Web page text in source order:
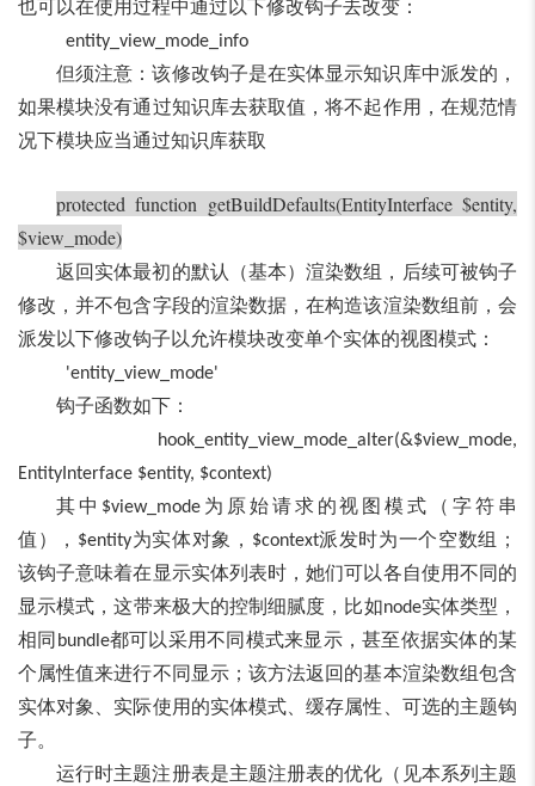
也可以在使用过程中通过以下修改钩子去改变：
entity_view_mode_info
但须注意：该修改钩子是在实体显示知识库中派发的，
如果模块没有通过知识库去获取值，将不起作用，在规范情
况下模块应当通过知识库获取
protected function getBuildDefaults(EntityInterface $entity,
$view_mode)
返回实体最初的默认（基本）渲染数组，后续可被钩子
修改，并不包含字段的渲染数据，在构造该渲染数组前，会
派发以下修改钩子以允许模块改变单个实体的视图模式：
'entity_view_mode'
钩子函数如下：
hook_entity_view_mode_alter(&$view_mode,
EntityInterface $entity, $context)
其中 $view_mode为原始请求的视图模式（字符串
值）， $entity为实体对象， $context派发时为一个空数组；
该钩子意味着在显示实体列表时，她们可以各自使用不同的
显示模式，这带来极大的控制细腻度，比如node实体类型，
相同 bundle都可以采用不同模式来显示，甚至依据实体的某
个属性值来进行不同显示；该方法返回的基本渲染数组包含
实体对象、实际使用的实体模式、缓存属性、可选的主题钩
子。
运行时主题注册表是主题注册表的优化（见本系列主题